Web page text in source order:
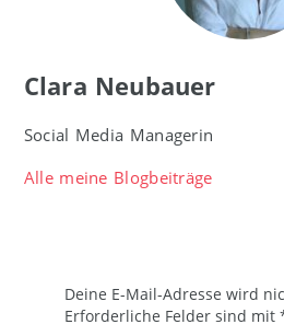
Clara Neubauer
Social Media Managerin
Alle meine Blogbeiträge
Deine E-Mail-Adresse wird
Erforderliche Felder sind mit